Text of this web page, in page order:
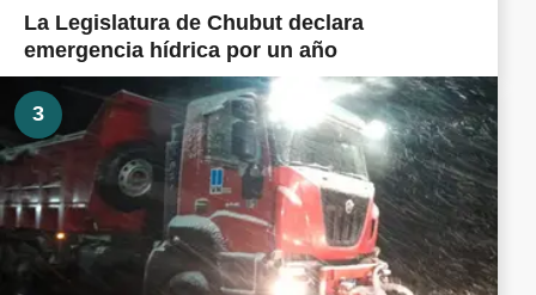
La Legislatura de Chubut declara
emergencia hídrica por un año
3